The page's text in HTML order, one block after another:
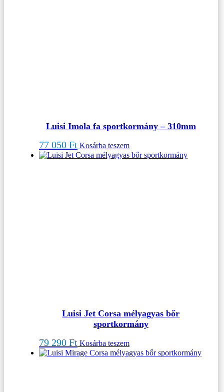
Luisi Imola fa sportkormány – 310mm
77 050 Ft Kosárba teszem
Luisi Jet Corsa mélyagyas bőr
sportkormány
79 290 Ft Kosárba teszem